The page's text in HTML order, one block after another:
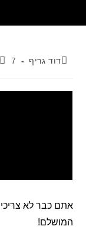
דוד גריף 7 בנובמבר 2018
אתם כבר לא
המושלם!